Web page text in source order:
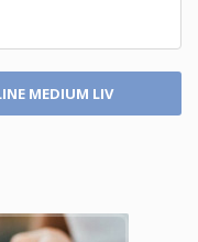
MEDIUM LIV